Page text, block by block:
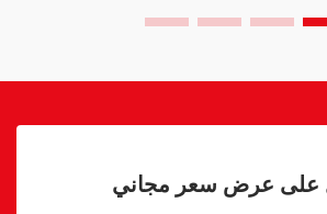
على عرض سعر مجاني